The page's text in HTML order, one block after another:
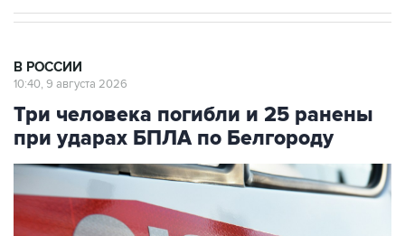
Три человека погибли и 25 ранены
при ударах БПЛА по Белгороду